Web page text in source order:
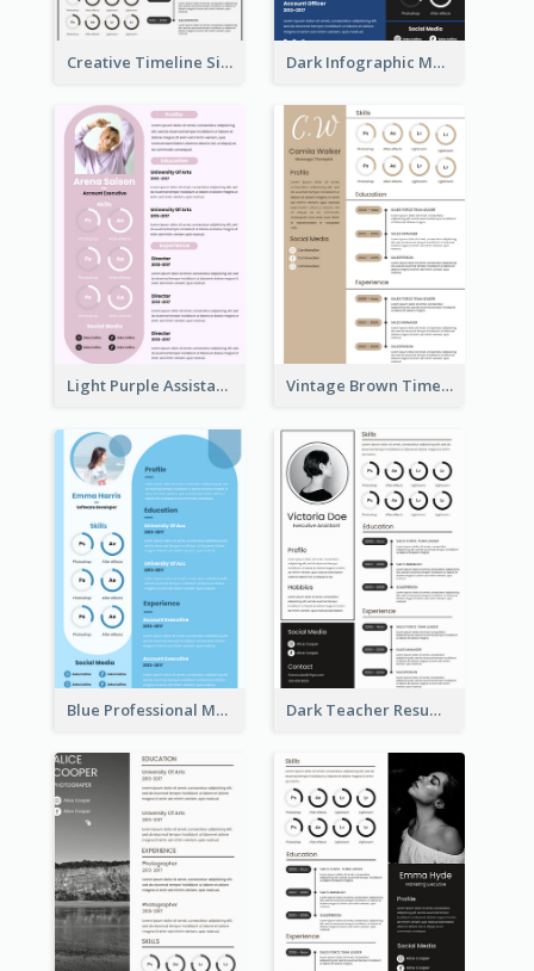
Creative Timeline Simple Resume Dark Infographic Marketing Assistant Resume
Light Purple Assistant Resume Vintage Brown Timeline Resume
Blue Professional Marketing Resume Dark Teacher Resume